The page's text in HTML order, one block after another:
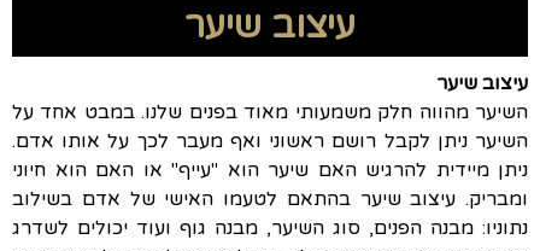
עיצוב שיער
עיצוב שיער
השיער מהווה חלק משמעותי מאוד בפנים שלנו. במבט אחד על
השיער ניתן לקבל רושם ראשוני ואף מעבר לכך על אותו אדם.
ניתן מיידית להרגיש האם שיער הוא "עייף" או האם הוא חיוני
ומבריק. עיצוב שיער בהתאם לטעמו האישי של אדם בשילוב
נתוניו: מבנה הפנים, סוג השיער, מבנה גוף ועוד יכולים לשדרג